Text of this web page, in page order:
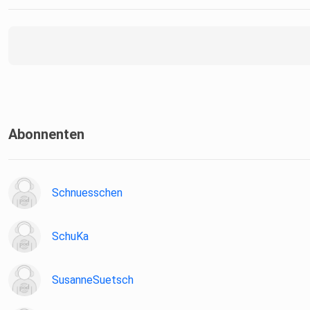
Abonnenten
Schnuesschen
SchuKa
SusanneSuetsch